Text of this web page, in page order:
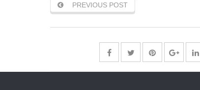
PREVIOUS POST